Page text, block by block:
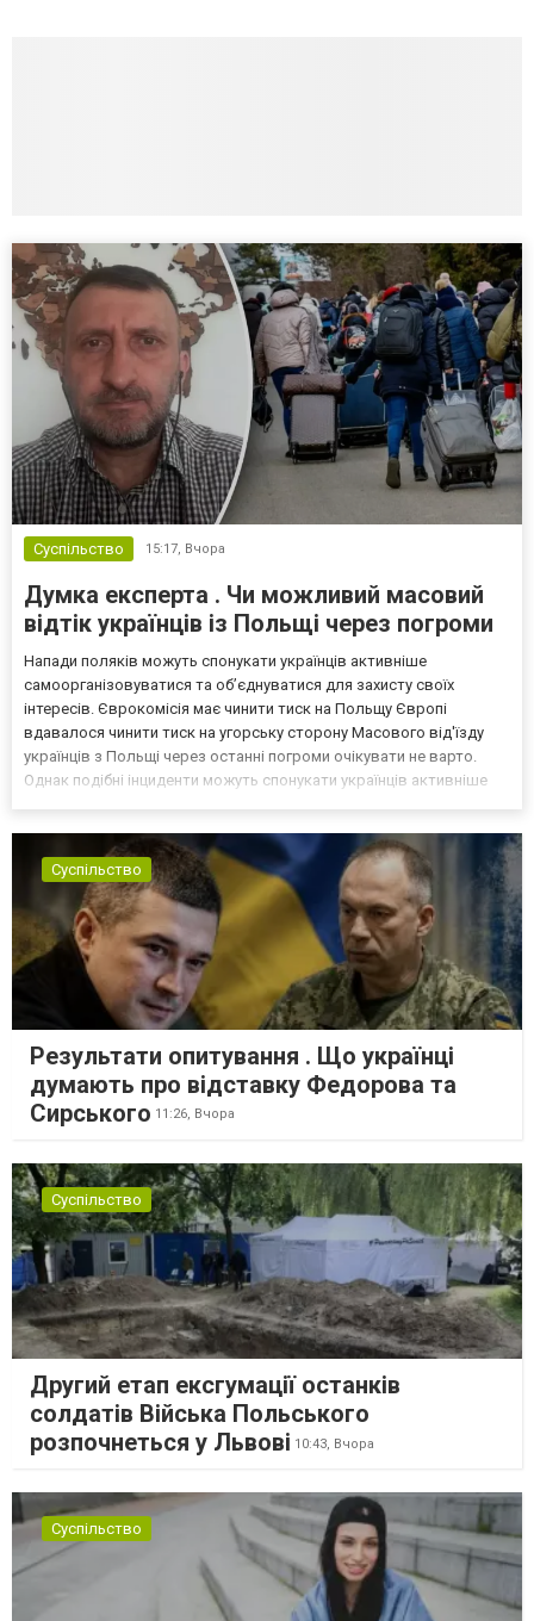
Суспільство 15:17, Вчора
Думка експерта . Чи можливий масовий
відтік українців із Польщі через погроми
Напади поляків можуть спонукати українців активніше
самоорганізовуватися та об’єднуватися для захисту своїх
інтересів. Єврокомісія має чинити тиск на Польщу Європі
вдавалося чинити тиск на угорську сторону Масового від'їзду
українців з Польщі через останні погроми очікувати не варто.
Однак подібні інциденти можуть спонукати українців активніше
Суспільство
Результати опитування . Що українці
думають про відставку Федорова та
Сирського 11:26, Вчора
Суспільство
Другий етап ексгумації останків
солдатів Війська Польського
розпочнеться у Львові 10:43, Вчора
Суспільство